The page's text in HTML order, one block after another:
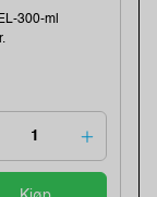
300-ml